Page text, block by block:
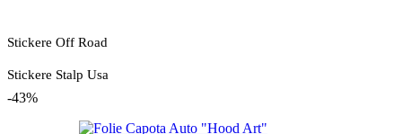
Stickere Off Road
Stickere Stalp Usa
-43%